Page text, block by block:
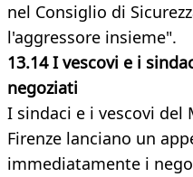
nel Consiglio di
l'aggressore insieme".
13.14 I vescovi e i
negoziati
I sindaci e i vescovi
Firenze lanciano un
immediatamente i